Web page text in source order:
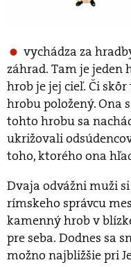
vychádza za
záhrad. Tam je jeden
hrob je jej cieľ. Či
hrobu položený. Ona
tohto hrobu sa
ukrižovali
toho, ktorého ona
Dvaja odvážni muži
rímskeho správcu
kamenný hrob v
pre seba. Dodnes sa
možno najbližšie pri